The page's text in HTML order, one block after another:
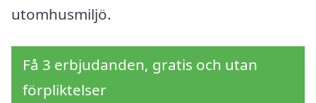
utomhusmiljö.
Få 3 erbjudanden, gratis och utan
förpliktelser